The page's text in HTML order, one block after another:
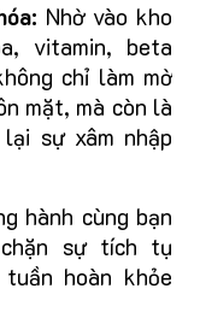
Nhờ vào kho
vitamin, beta
chỉ làm mờ
mặt, mà còn là
sự xâm nhập
hành cùng bạn
sự tích tụ
hoàn khỏe